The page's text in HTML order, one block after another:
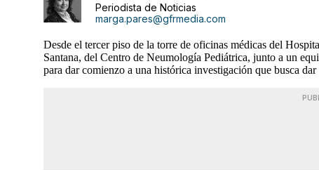
Periodista de Noticias
marga.pares@gfrmedia.com
Desde el tercer piso de la torre de oficinas médicas del
Santana, del Centro de Neumología Pediátrica, junto a un
para dar comienzo a una histórica investigación que busca